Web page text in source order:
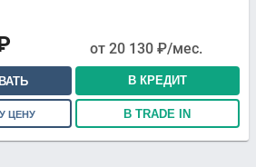
от 20 130 ₽/мес.
В КРЕДИТ
ЦЕНУ В TRADE IN